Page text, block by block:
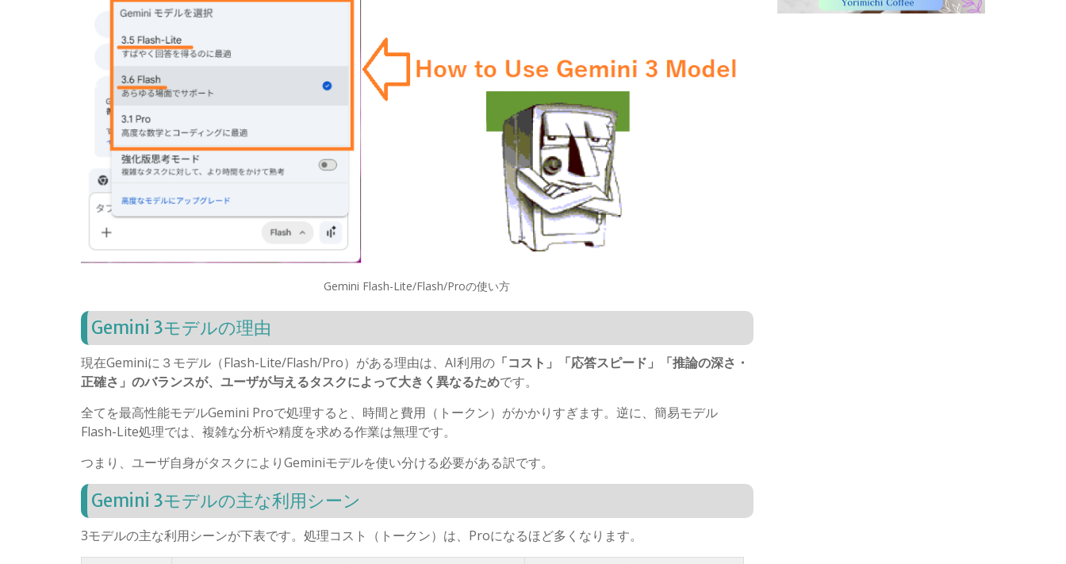
Gemini Flash-Lite/Flash/Proの使い方
Gemini 3モデルの理由
現在Geminiに３モデル（Flash-Lite/Flash/Pro）がある理由は、 AI利用の 「コスト」「応答スピード」「推論の深さ・
正確さ」のバランスが、ユーザが与えるタスクによって大きく異なるためです。
全てを最高性能モデルGemini Proで処理すると、時間と費用（トークン）がかかりすぎます。逆に、簡易モデル
Flash-Lite処理では、複雑な分析や精度を求める作業は無理です。
つまり、ユーザ自身がタスクによりGeminiモデルを使い分ける必要がある訳です。
Gemini 3モデルの主な利用シーン
3モデルの主な利用シーンが下表です。処理コスト（トークン）は、 Proになるほど多くなります。